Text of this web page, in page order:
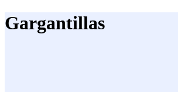
Gargantillas